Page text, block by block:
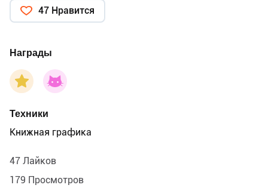
47 Нравится
Награды
Техники
Книжная графика
47 Лайков
179 Просмотров